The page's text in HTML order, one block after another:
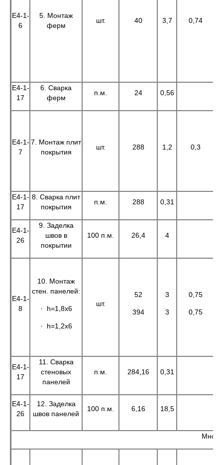
Е4-1-
6
5. Монтаж
ферм
шт. 40 3,7 0,74
Е4-1-
17
6. Сварка
ферм
п.м. 24 0,56
Е4-1-
7
7. Монтаж плит
покрытия
шт. 288 1,2 0,3
Е4-1-
17
8. Сварка плит
покрытия
п.м. 288 0,31
Е4-1-
26
9. Заделка
швов в
покрытии
100 п.м. 26,4 4
Е4-1-
8
10. Монтаж
стен. панелей:
· h=1,8x6
· h=1,2x6
шт.
52
394
3
3
0,75
0,75
Е4-1-
17
11. Сварка
стеновых
панелей
п.м. 284,16 0,31
Е4-1-
26
12. Заделка
швов панелей
100 п.м. 6,16 18,5